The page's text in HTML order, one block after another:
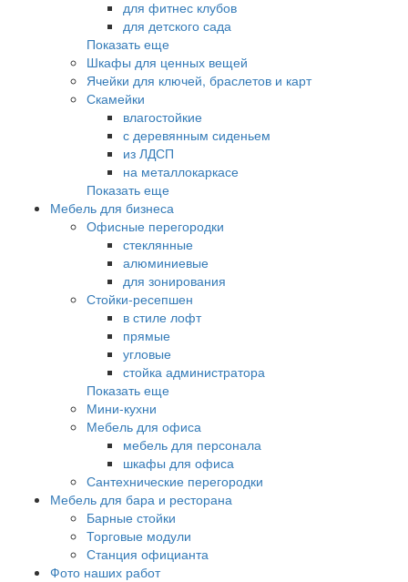
для фитнес клубов
для детского сада
Показать еще
Шкафы для ценных вещей
Ячейки для ключей, браслетов и карт
Скамейки
влагостойкие
с деревянным сиденьем
из ЛДСП
на металлокаркасе
Показать еще
Мебель для бизнеса
Офисные перегородки
стеклянные
алюминиевые
для зонирования
Стойки-ресепшен
в стиле лофт
прямые
угловые
стойка администратора
Показать еще
Мини-кухни
Мебель для офиса
мебель для персонала
шкафы для офиса
Сантехнические перегородки
Мебель для бара и ресторана
Барные стойки
Торговые модули
Станция официанта
Фото наших работ